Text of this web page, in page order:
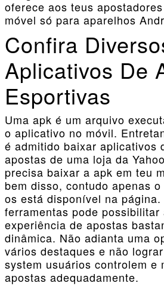
oferece aos teus
móvel só para aparelhos
Confira
Aplicativos De
Esportivas
Uma apk é um arquivo
o aplicativo no móvil.
é admitido baixar aplicativos
apostas de uma loja da
precisa baixar a apk em teu
bem disso, contudo apenas
os está disponível na
ferramentas pode possibilitar
experiência de apostas
dinâmica. Não adianta uma
vários destaques e não
system usuários controlem e
apostas adequadamente.